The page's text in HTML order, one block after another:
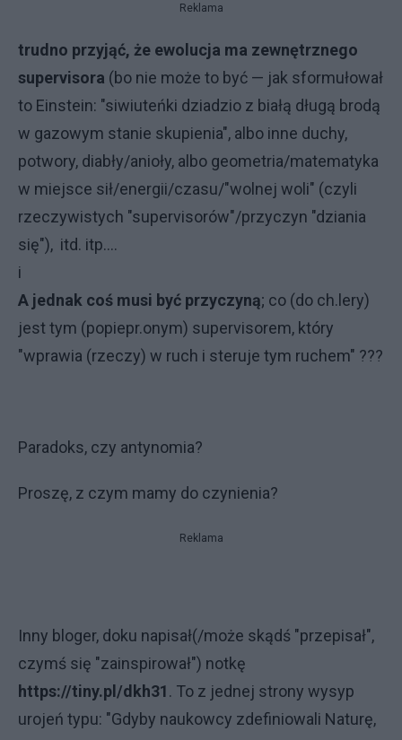
Reklama
trudno przyjąć, że ewolucja ma zewnętrznego
supervisora (bo nie może to być — jak sformułował
to Einstein: "siwiuteńki dziadzio z białą długą brodą
w gazowym stanie skupienia", albo inne duchy,
potwory, diabły/anioły, albo geometria/matematyka
w miejsce sił/energii/czasu/"wolnej woli" (czyli
rzeczywistych "supervisorów"/przyczyn "dziania
się"), itd. itp....
i
A jednak coś musi być przyczyną; co (do ch.lery)
jest tym (popiepr.onym) supervisorem, który
"wprawia (rzeczy) w ruch i steruje tym ruchem" ???
Paradoks, czy antynomia?
Proszę, z czym mamy do czynienia?
Reklama
Inny bloger, doku napisał(/może skądś "przepisał",
czymś się "zainspirował") notkę
https://tiny.pl/dkh31. To z jednej strony wysyp
urojeń typu: "Gdyby naukowcy zdefiniowali Naturę,